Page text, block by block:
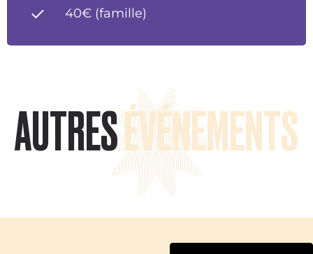
40€ (famille)
AUTRESÉVÉNEMENTS